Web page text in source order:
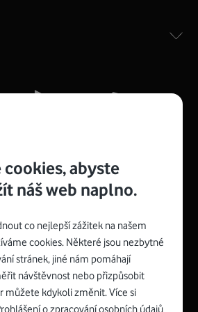
domácnost. Kompaktní rozměry 21
:
16 x 22 x 7,5 cm (včetně stojánku)
LAN porty a bezdrátové připojení Wi-
se s Vodafonem
cookies, abyste
náš web naplno.
co nejlepší zážitek na našem
cookies. Některé jsou nezbytné
stránek, jiné nám pomáhají
návštěvnost nebo přizpůsobit
můžete kdykoli změnit. Více si
o zpracování osobních údajů